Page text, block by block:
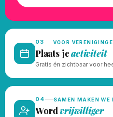
03 VOOR
Plaats jeactiviteit
Gratis én zichtbaar voor
04 SAMEN MAKEN WE
Wordvrijwilliger